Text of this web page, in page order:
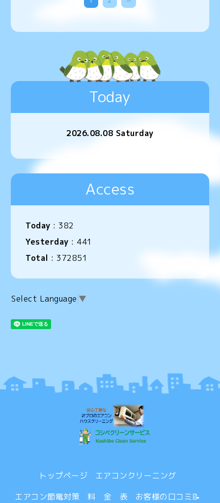
Today
2026.08.08 Saturday
Access
Today : 382
Yesterday : 441
Total : 372851
Select Language ▼
トップページ
エアコンクリーニング
エアコン節電対策
料 金 表 お客様の口コミ📝